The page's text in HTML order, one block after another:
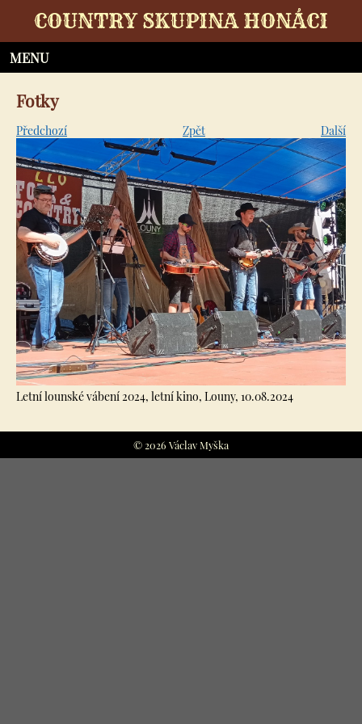
COUNTRY SKUPINA HONÁCI
Fotky
Předchozí Zpět Další
Letní lounské vábení 2024, letní kino, Louny, 10.08.2024
© 2026 Václav Myška